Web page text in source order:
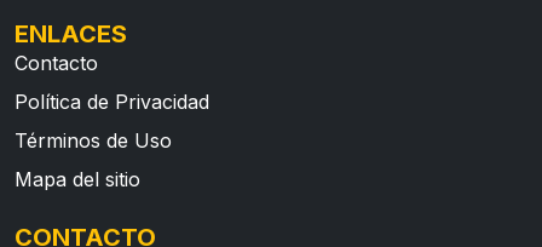
ENLACES
Contacto
Política de Privacidad
Términos de Uso
Mapa del sitio
CONTACTO